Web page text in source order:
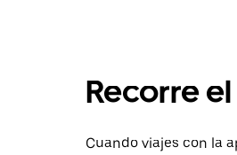
Recorre
Cuando viajes con la